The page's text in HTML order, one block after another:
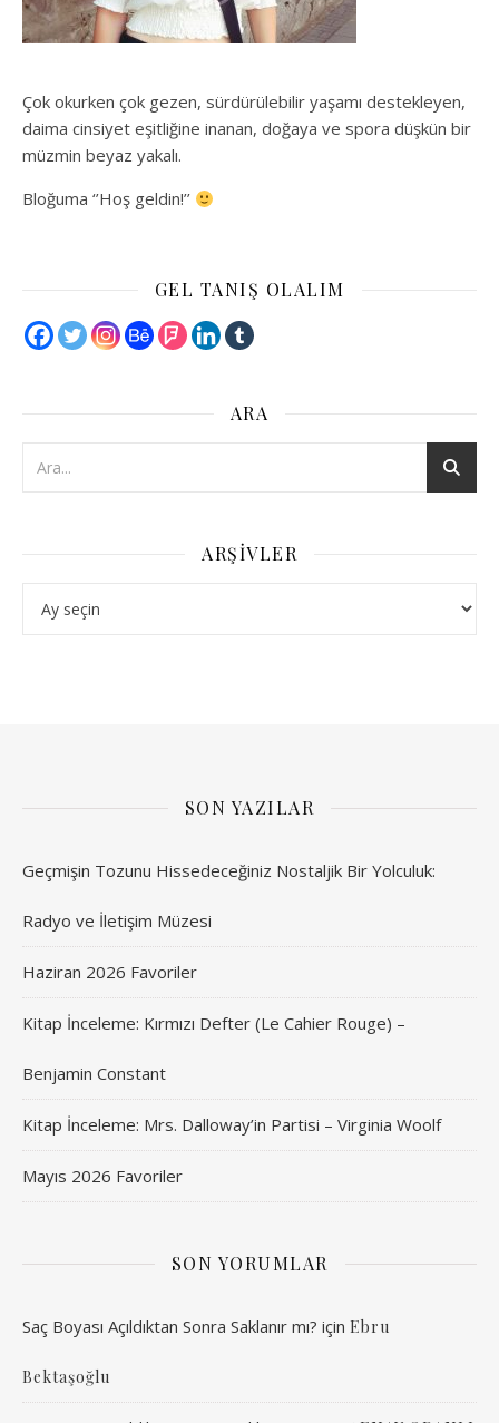
Çok okurken çok gezen, sürdürülebilir yaşamı destekleyen,
daima cinsiyet eşitliğine inanan, doğaya ve spora düşkün bir
müzmin beyaz yakalı.
Bloğuma ‘’Hoş geldin!’’
GEL TANIŞ OLALIM
ARA
ARŞIVLER
SON YAZILAR
Geçmişin Tozunu Hissedeceğiniz Nostaljik Bir Yolculuk:
Radyo ve İletişim Müzesi
Haziran 2026 Favoriler
Kitap İnceleme: Kırmızı Defter (Le Cahier Rouge) –
Benjamin Constant
Kitap İnceleme: Mrs. Dalloway’in Partisi – Virginia Woolf
Mayıs 2026 Favoriler
SON YORUMLAR
Saç Boyası Açıldıktan Sonra Saklanır mı? için Ebru
Bektaşoğlu